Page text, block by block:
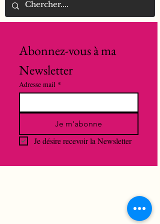
Abonnez-vous à ma
Newsletter
Adresse mail *
Je m'abonne
Je désire recevoir la Newsletter